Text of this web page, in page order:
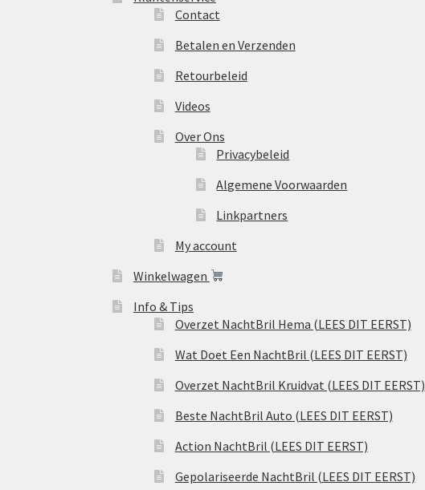
Contact
Betalen en Verzenden
Retourbeleid
Videos
Over Ons
Privacybeleid
Algemene Voorwaarden
Linkpartners
My account
Winkelwagen
Info & Tips
Overzet NachtBril Hema (LEES DIT EERST)
Wat Doet Een NachtBril (LEES DIT EERST)
Overzet NachtBril Kruidvat (LEES DIT EERST)
Beste NachtBril Auto (LEES DIT EERST)
Action NachtBril (LEES DIT EERST)
Gepolariseerde NachtBril (LEES DIT EERST)